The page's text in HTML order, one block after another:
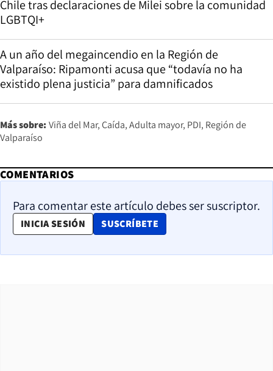
Chile tras declaraciones de Milei sobre la comunidad
LGBTQI+
A un año del megaincendio en la Región de
Valparaíso: Ripamonti acusa que “todavía no ha
existido plena justicia” para damnificados
Más sobre: Viña del Mar Caída Adulta mayor PDI Región de
Valparaíso
COMENTARIOS
Para comentar este artículo debes ser suscriptor.
INICIA SESIÓN SUSCRÍBETE
OPENS IN NEW WINDOW